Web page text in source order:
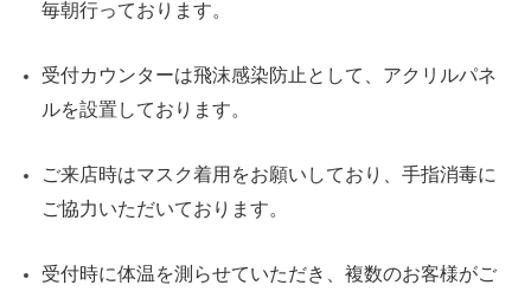
毎朝行っております。
受付カウンターは飛沫感染防止として、アクリルパネ
ルを設置しております。
ご来店時はマスク着用をお願いしており、手指消毒に
ご協力いただいております。
受付時に体温を測らせていただき、複数のお客様がご